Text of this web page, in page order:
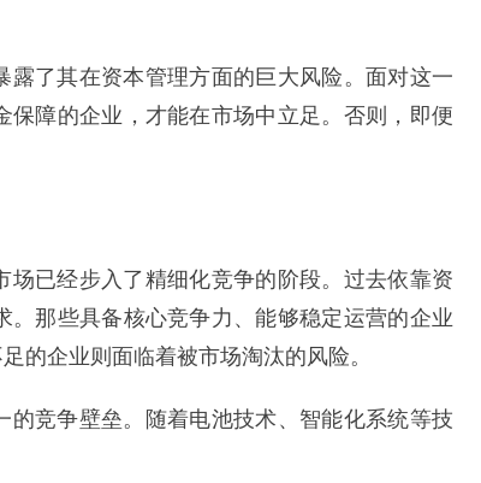
了其在资本管理方面的巨大风险。面对这一
障的企业，才能在市场中立足。否则，即便
已经步入了精细化竞争的阶段。过去依靠资
那些具备核心竞争力、能够稳定运营的企业
的企业则面临着被市场淘汰的风险。
竞争壁垒。随着电池技术、智能化系统等技